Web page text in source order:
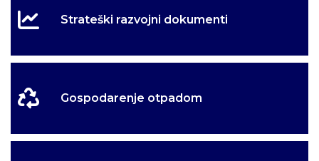
Strateški razvojni dokumenti
Gospodarenje otpadom